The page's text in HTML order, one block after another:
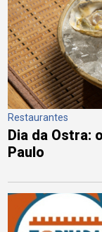
Restaurantes
Dia da Ostra:
Paulo